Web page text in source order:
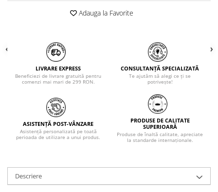
Adauga la Favorite
LIVRARE EXPRESS
Beneficiezi de livrare gratuită pentru
comenzi mai mari de 299 RON.
CONSULTANȚĂ SPECIALIZATĂ
Te ajutăm să alegi ce ți se
potrivește!
ASISTENȚĂ POST-VÂNZARE
Asistență personalizată pe toată
perioada de utilizare a unui produs.
PRODUSE DE CALITATE
SUPERIOARĂ
Produse de înaltă calitate, apreciate
la standarde internaționale.
Descriere